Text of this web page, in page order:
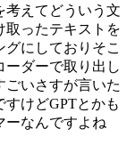
考えてどういう文
取ったテキストを
にしておりそこ
ーダーで取り出し
ごいさすが言いた
けどGPTとかも
ーなんですよね